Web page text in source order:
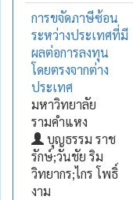
การขจัดภาษีซ้อน
ระหว่างประเทศที่มี
ผลต่อการลงทุน
โดยตรงจากต่าง
ประเทศ
มหาวิทยาลัย
รามคำแหง
บุญธรรม ราช
รักษ์;วันชัย ริม
วิทยากร;ไกร โพธิ์
งาม